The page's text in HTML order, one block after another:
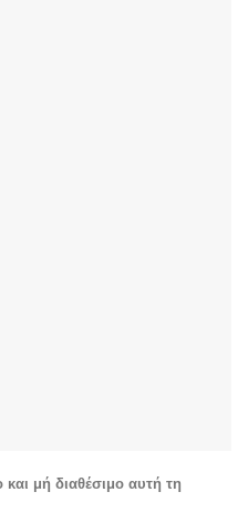
και μή διαθέσιμο αυτή τη